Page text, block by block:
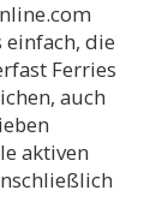
die
Ferries
auch
aktiven